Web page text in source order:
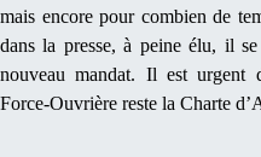
mais encore pour combien de
dans la presse, à peine élu, il
nouveau mandat. Il est urgent
Force-Ouvrière reste la Charte